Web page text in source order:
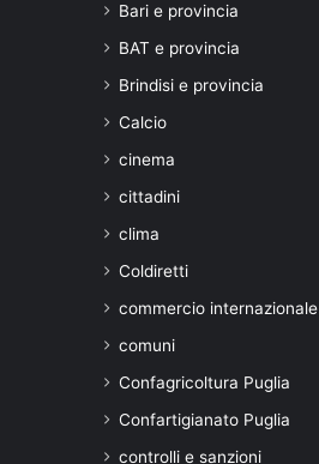
Bari e provincia
BAT e provincia
Brindisi e provincia
Calcio
cinema
cittadini
clima
Coldiretti
commercio internazionale
comuni
Confagricoltura Puglia
Confartigianato Puglia
controlli e sanzioni